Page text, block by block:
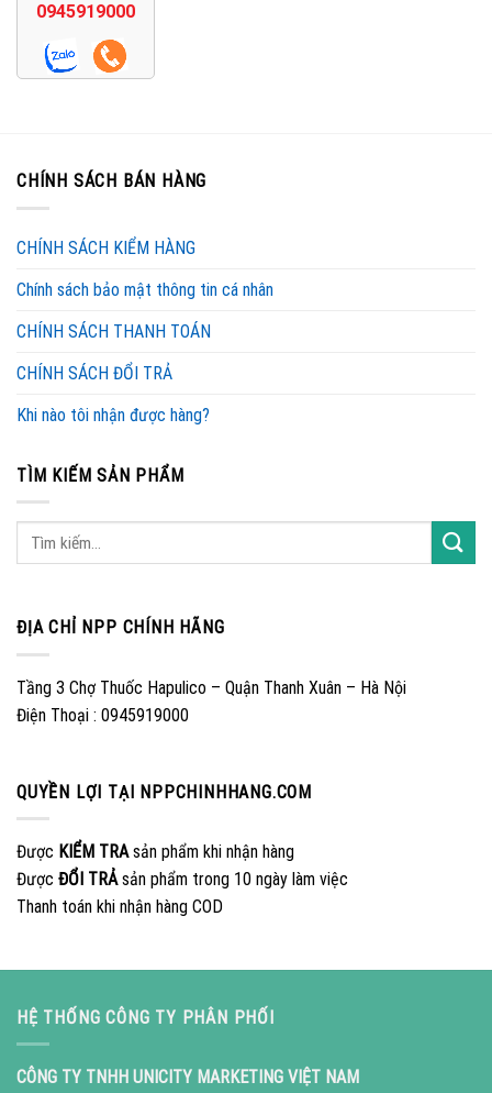
0945919000
CHÍNH SÁCH BÁN HÀNG
CHÍNH SÁCH KIỂM HÀNG
Chính sách bảo mật thông tin cá nhân
CHÍNH SÁCH THANH TOÁN
CHÍNH SÁCH ĐỔI TRẢ
Khi nào tôi nhận được hàng?
TÌM KIẾM SẢN PHẨM
ĐỊA CHỈ NPP CHÍNH HÃNG
Tầng 3 Chợ Thuốc Hapulico – Quận Thanh Xuân – Hà Nội
Điện Thoại : 0945919000
QUYỀN LỢI TẠI NPPCHINHHANG.COM
Được KIỂM TRAsản phẩm khi nhận hàng
Được ĐỔI TRẢsản phẩm trong 10 ngày làm việc
Thanh toán khi nhận hàng COD
HỆ THỐNG CÔNG TY PHÂN PHỐI
CÔNG TY TNHH UNICITY MARKETING VIỆT NAM